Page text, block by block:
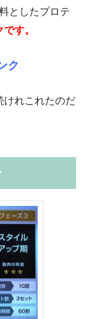
としたプロテ
す。
ク
けれこれたのだ